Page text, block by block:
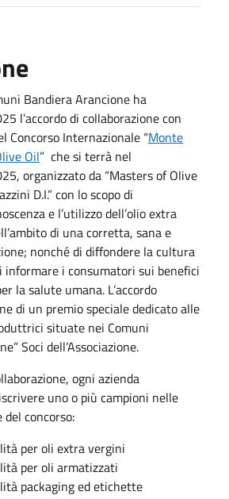
Bandiera Arancione ha
l’accordo di collaborazione con
Concorso Internazionale “Monte
Oil” che si terrà nel
organizzato da “Masters of Olive
D.I.” con lo scopo di
e l’utilizzo dell’olio extra
di una corretta, sana e
nonché di diffondere la cultura
informare i consumatori sui benefici
la salute umana. L’accordo
di un premio speciale dedicato alle
situate nei Comuni
Soci dell’Associazione.
ogni azienda
uno o più campioni nelle
concorso:
per oli extra vergini
per oli armatizzati
packaging ed etichette